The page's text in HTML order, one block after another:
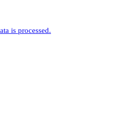
is processed.